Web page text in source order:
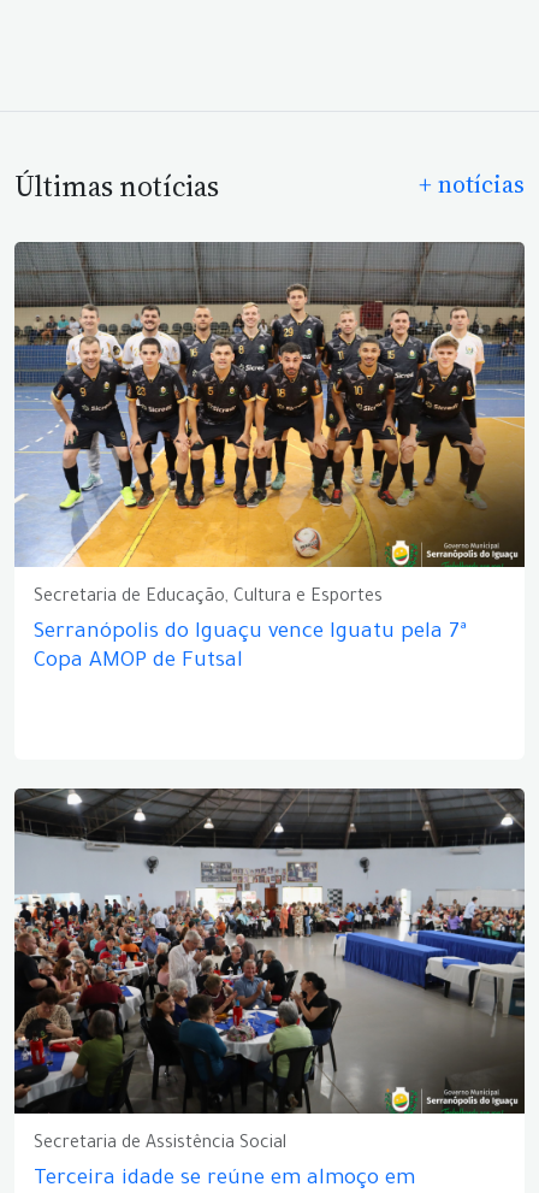
Últimas notícias + notícias
Secretaria de Educação, Cultura e Esportes
Serranópolis do Iguaçu vence Iguatu pela 7ª
Copa AMOP de Futsal
Secretaria de Assistência Social
Terceira idade se reúne em almoço em